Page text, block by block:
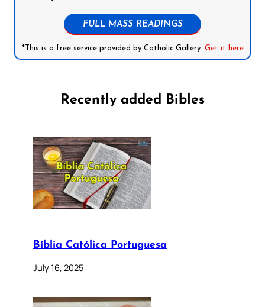
FULL MASS READINGS
*This is a free service provided by Catholic Gallery. Get it here
Recently added Bibles
Bíblia Católica Portuguesa
July 16, 2025